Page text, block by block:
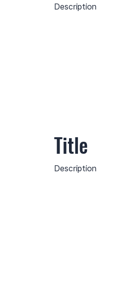
Title
Description
Description